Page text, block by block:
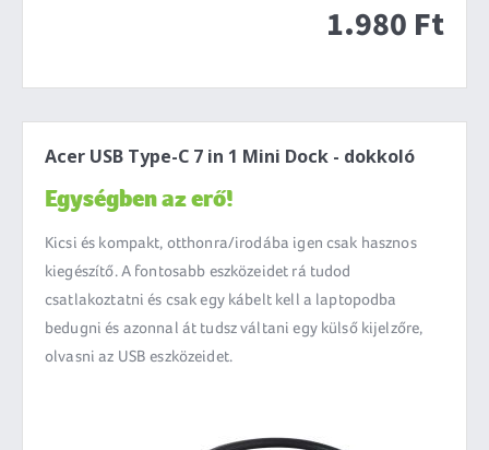
1.980 Ft
Acer USB Type-C 7 in 1 Mini Dock - dokkoló
Egységben az erő!
Kicsi és kompakt, otthonra/irodába igen csak hasznos
kiegészítő. A fontosabb eszközeidet rá tudod
csatlakoztatni és csak egy kábelt kell a laptopodba
bedugni és azonnal át tudsz váltani egy külső kijelzőre,
olvasni az USB eszközeidet.